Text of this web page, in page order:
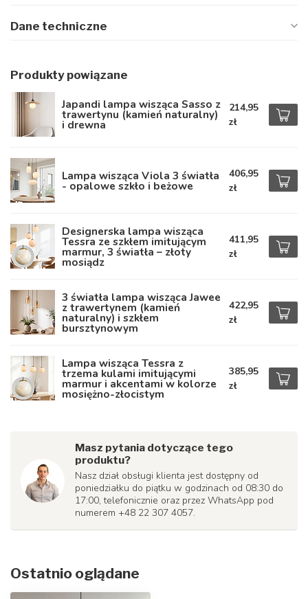
Dane techniczne
Produkty powiązane
Japandi lampa wisząca Sasso z
trawertynu (kamień naturalny)
i drewna
214,95
zł
Lampa wisząca Viola 3 światła
- opalowe szkło i beżowe
406,95
zł
Designerska lampa wisząca
Tessra ze szkłem imitującym
marmur, 3 światła – złoty
mosiądz
411,95
zł
3 światła lampa wisząca Jawee
z trawertynem (kamień
naturalny) i szkłem
bursztynowym
422,95
zł
Lampa wisząca Tessra z
trzema kulami imitującymi
marmur i akcentami w kolorze
mosiężno-złocistym
385,95
zł
Masz pytania dotyczące tego
produktu?
Nasz dział obsługi klienta jest dostępny od
poniedziałku do piątku w godzinach od 08:30 do
17:00, telefonicznie oraz przez WhatsApp pod
numerem +48 22 307 4057.
Ostatnio oglądane